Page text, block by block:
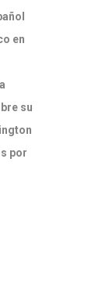
en
su
por